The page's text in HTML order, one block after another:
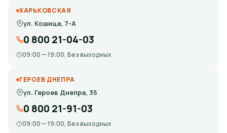
ХАРЬКОВСКАЯ
ул. Кошица, 7-А
0 800 21-04-03
09:00 — 19:00, Без выходных
ГЕРОЕВ ДНЕПРА
ул. Героев Днепра, 35
0 800 21-91-03
09:00 — 19:00, Без выходных